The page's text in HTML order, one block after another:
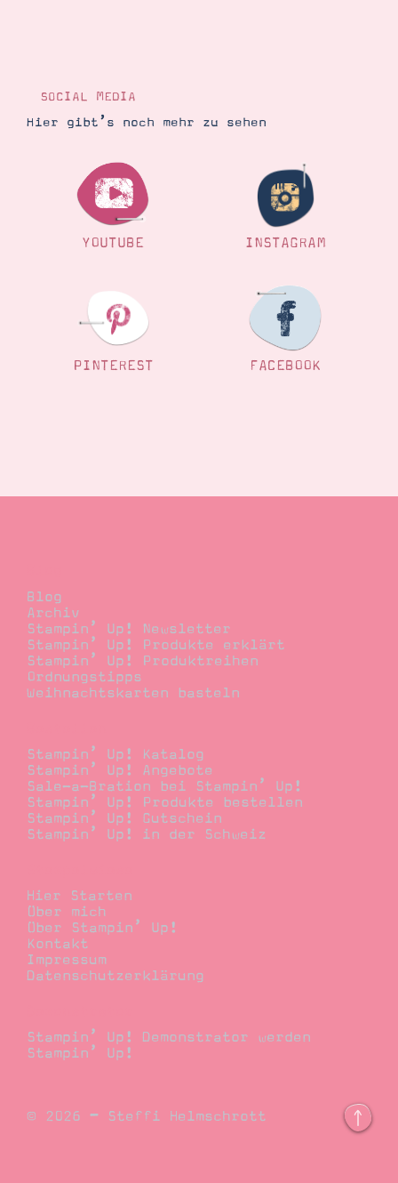
SOCIAL MEDIA
Hier gibt’s noch mehr zu sehen
YOUTUBE INSTAGRAM
PINTEREST FACEBOOK
Blog
Archiv
Stampin’ Up! Newsletter
Stampin’ Up! Produkte erklärt
Stampin’ Up! Produktreihen
Ordnungstipps
Weihnachtskarten basteln
Stampin’ Up! Katalog
Stampin’ Up! Angebote
Sale-a-Bration bei Stampin’ Up!
Stampin’ Up! Produkte bestellen
Stampin’ Up! Gutschein
Stampin’ Up! in der Schweiz
Hier Starten
Über mich
Über Stampin’ Up!
Kontakt
Impressum
Datenschutzerklärung
Stampin’ Up! Demonstrator werden
Stampin’ Up!
© 2026 – Steffi Helmschrott